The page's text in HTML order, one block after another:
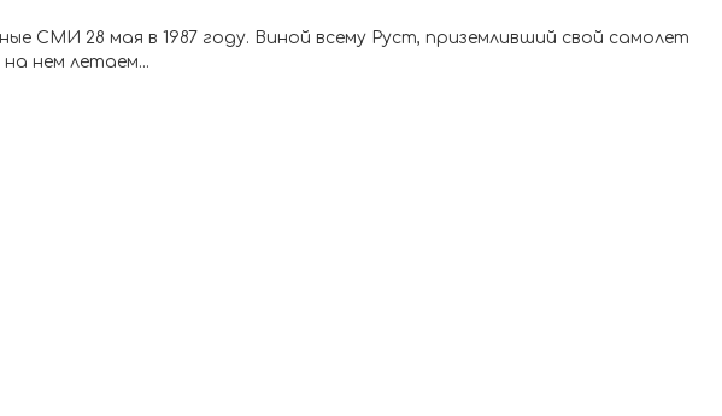
СМИ 28 мая в 1987 году. Виной всему Руст, приземливший свой самолет
нем летаем...